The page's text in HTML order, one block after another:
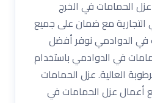
الحمامات في الخرج
التجارية مع ضمان على جميع
في الدوادمي نوفر أفضل
في الدوادمي باستخدام
العالية. عزل الحمامات
أعمال عزل الحمامات في